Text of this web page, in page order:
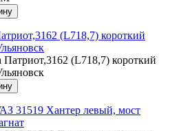
(L718,7) короткий
31519 Хантер левый, мост